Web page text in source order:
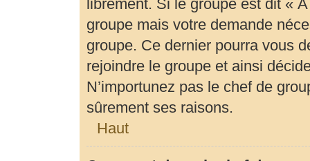
librement. Si le groupe est dit «
groupe mais votre demande
groupe. Ce dernier pourra vous
rejoindre le groupe et ainsi
N’importunez pas le chef de
sûrement ses raisons.
Haut